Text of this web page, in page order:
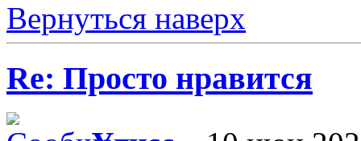
Вернуться наверх
Re: Просто нравится